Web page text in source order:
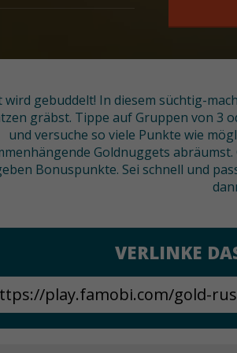
wird gebuddelt! In diesem süchtig-
gräbst. Tippe auf Gruppen von 3
und versuche so viele Punkte wie
Goldnuggets
Bonuspunkte. Sei schnell und
VERLINKE